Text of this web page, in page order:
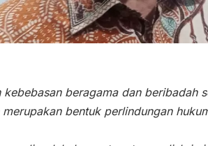
beragama dan beribadah
bentuk perlindungan